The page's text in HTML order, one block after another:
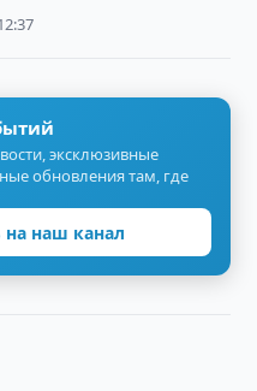
эксклюзивные
обновления там, где
на наш канал